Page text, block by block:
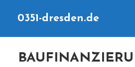
0351-dresden.de